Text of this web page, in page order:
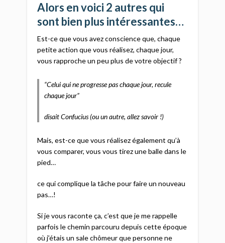
Alors en voici 2 autres qui
sont bien plus intéressantes…
Est-ce que vous avez conscience que, chaque
petite action que vous réalisez, chaque jour,
vous rapproche un peu plus de votre objectif ?
“Celui qui ne progresse pas chaque jour, recule
chaque jour”
disait Confucius (ou un autre, allez savoir !)
Mais, est-ce que vous réalisez également qu’à
vous comparer, vous vous tirez une balle dans le
pied…
ce qui complique la tâche pour faire un nouveau
pas…!
Si je vous raconte ça, c’est que je me rappelle
parfois le chemin parcouru depuis cette époque
où j’étais un sale chômeur que personne ne